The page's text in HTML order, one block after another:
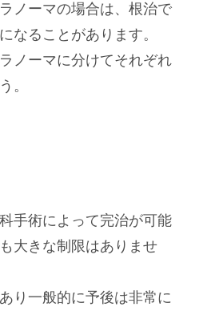
ノーマの場合は、根治で
なることがあります。
ノーマに分けてそれぞれ
。
手術によって完治が可能
大きな制限はありませ
り一般的に予後は非常に